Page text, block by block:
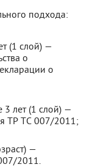
подхода:
(1 слой) —
о
о
3 лет (1 слой) —
ТР ТС 007/2011;
—
2011.